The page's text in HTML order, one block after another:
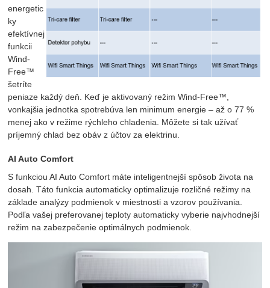
energetic
ky
efektívnej
funkcii
Wind-
Free™
šetríte
peniaze každý deň. Keď je aktivovaný režim Wind-Free™,
vonkajšia jednotka spotrebúva len minimum energie – až o 77 %
menej ako v režime rýchleho chladenia. Môžete si tak užívať
príjemný chlad bez obáv z účtov za elektrinu.
AI Auto Comfort
S funkciou AI Auto Comfort máte inteligentnejší spôsob života na
dosah. Táto funkcia automaticky optimalizuje rozličné režimy na
základe analýzy podmienok v miestnosti a vzorov používania.
Podľa vašej preferovanej teploty automaticky vyberie najvhodnejší
režim na zabezpečenie optimálnych podmienok.